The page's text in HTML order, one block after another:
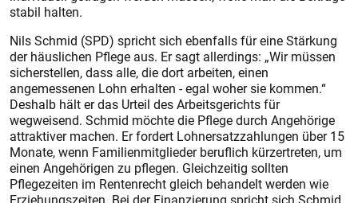
stabil halten.
Nils Schmid (SPD) spricht sich ebenfalls für eine Stärkung
der häuslichen Pflege aus. Er sagt allerdings: „Wir müssen
sicherstellen, dass alle, die dort arbeiten, einen
angemessenen Lohn erhalten - egal woher sie kommen.“
Deshalb hält er das Urteil des Arbeitsgerichts für
wegweisend. Schmid möchte die Pflege durch Angehörige
attraktiver machen. Er fordert Lohnersatzzahlungen über 15
Monate, wenn Familienmitglieder beruflich kürzertreten, um
einen Angehörigen zu pflegen. Gleichzeitig sollten
Pflegezeiten im Rentenrecht gleich behandelt werden wie